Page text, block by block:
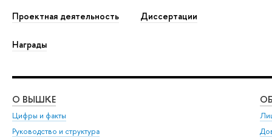
Проектная деятельность Диссертации
Награды
О ВЫШКЕ
Цифры и факты
Руководство и структура